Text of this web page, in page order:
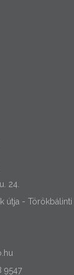
24.
útja -
9547